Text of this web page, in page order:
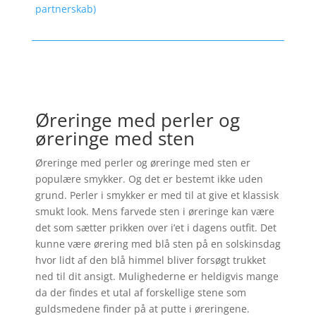
partnerskab)
Øreringe med perler og
øreringe med sten
Øreringe med perler og øreringe med sten er
populære smykker. Og det er bestemt ikke uden
grund. Perler i smykker er med til at give et klassisk
smukt look. Mens farvede sten i øreringe kan være
det som sætter prikken over i’et i dagens outfit. Det
kunne være ørering med blå sten på en solskinsdag
hvor lidt af den blå himmel bliver forsøgt trukket
ned til dit ansigt. Mulighederne er heldigvis mange
da der findes et utal af forskellige stene som
guldsmedene finder på at putte i øreringene.